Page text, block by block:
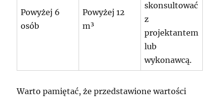
Powyżej 6
osób
Powyżej 12
m³
skonsultować
z
projektantem
lub
wykonawcą.
Warto pamiętać, że przedstawione wartości